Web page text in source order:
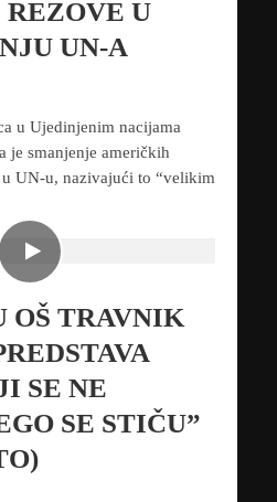
U
UN-A
u Ujedinjenim nacijama
je smanjenje američkih
UN-u, nazivajući to “velikim
OŠ TRAVNIK
SE NE
SE STIČU”